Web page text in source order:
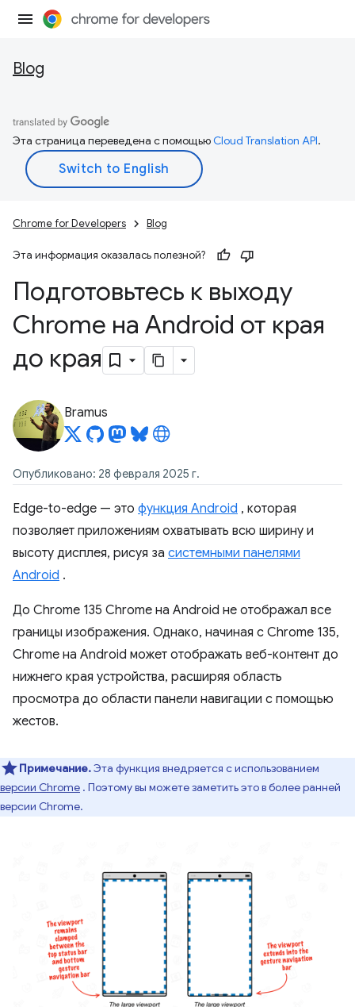
Blog
Эта страница переведена с помощьюCloud Translation API.
Chrome for Developers Blog
Эта информация оказалась полезной?
Подготовьтесь к выходу
Chrome на Android от края
до края
Bramus
Опубликовано: 28 февраля 2025 г.
Edge-to-edge — это функция Android , которая
позволяет приложениям охватывать всю ширину и
высоту дисплея, рисуя за системными панелями
Android .
До Chrome 135 Chrome на Android не отображал все
границы изображения. Однако, начиная с Chrome 135,
Chrome на Android может отображать веб-контент до
нижнего края устройства, расширяя область
просмотра до области панели навигации с помощью
жестов.
Примечание.Эта функция внедряется с использованием
версии Chrome . Поэтому вы можете заметить это в более ранней
версии Chrome.